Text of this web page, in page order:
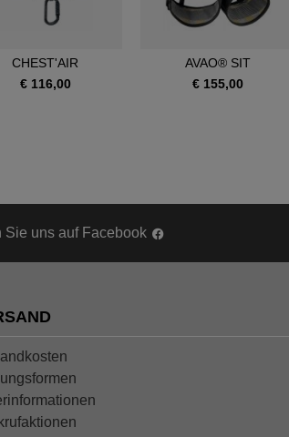
CHEST'AIR
€ 116,00
AVAO® SIT
€ 155,00
Sie uns auf Facebook